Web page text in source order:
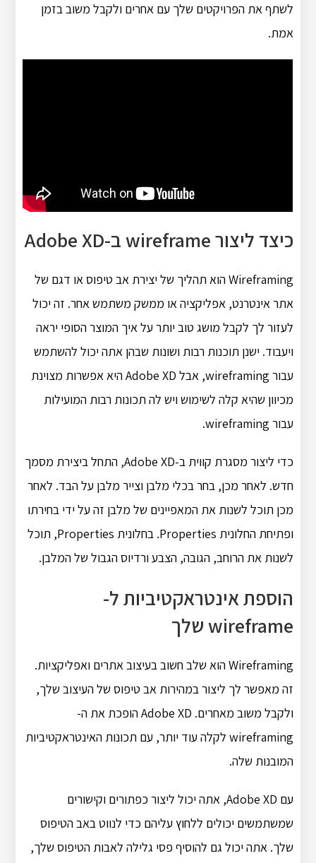
לשתף את הפרויקטים שלך עם אחרים ולקבל משוב בזמן
אמת.
כיצד ליצור wireframe ב-Adobe XD
Wireframing הוא תהליך של יצירת אב טיפוס או דגם של
אתר אינטרנט, אפליקציה או ממשק משתמש אחר. זה יכול
לעזור לך לקבל מושג טוב יותר על איך המוצר הסופי יראה
ויעבוד. ישנן תוכנות רבות ושונות שבהן אתה יכול להשתמש
עבור wireframing, אבל Adobe XD היא אפשרות מצוינת
מכיוון שהיא קלה לשימוש ויש לה תכונות רבות המועילות
עבור wireframing.
כדי ליצור מסגרת קווית ב-Adobe XD, התחל ביצירת מסמך
חדש. לאחר מכן, בחר בכלי מלבן וצייר מלבן על הבד. לאחר
מכן תוכל לשנות את המאפיינים של מלבן זה על ידי בחירתו
ופתיחת החלונית Properties. בחלונית Properties, תוכל
לשנות את הרוחב, הגובה, הצבע ורדיוס הגבול של המלבן.
הוספת אינטראקטיביות ל-
wireframe שלך
Wireframing הוא שלב חשוב בעיצוב אתרים ואפליקציות.
זה מאפשר לך ליצור במהירות אב טיפוס של העיצוב שלך,
ולקבל משוב מאחרים. Adobe XD הופכת את ה-
wireframing לקלה עוד יותר, עם תכונות האינטראקטיביות
המובנות שלה.
עם Adobe XD, אתה יכול ליצור כפתורים וקישורים
שמשתמשים יכולים ללחוץ עליהם כדי לנווט באב הטיפוס
שלך. אתה יכול גם להוסיף פסי גלילה לאבות הטיפוס שלך,